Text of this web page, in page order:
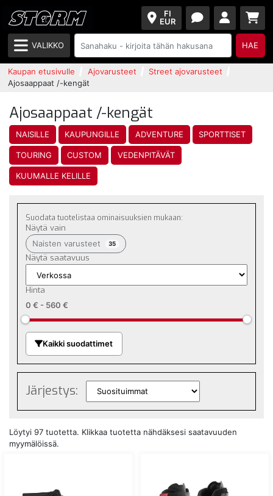
FI
EUR
VALIKKO HAE
Kaupan etusivulle Ajovarusteet
Street ajovarusteet
Ajosaappaat /-kengät
Ajosaappaat /-kengät
NAISILLE KAUPUNGILLE ADVENTURE SPORTTISET
TOURING CUSTOM VEDENPITÄVÄT
KUUMALLE KELILLE
Suodata tuotelistaa ominaisuuksien mukaan:
Näytä vain
Naisten varusteet 35
Näytä saatavuus
Hinta
0 € - 560 €
Kaikki suodattimet
Järjestys:
Löytyi 97 tuotetta. Klikkaa tuotetta nähdäksesi saatavuuden
myymälöissä.